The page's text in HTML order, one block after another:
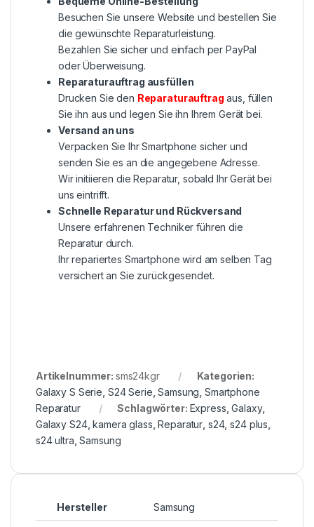
Besuchen Sie unsere Website und bestellen Sie
die gewünschte Reparaturleistung.
Bezahlen Sie sicher und einfach per PayPal
oder Überweisung.
Reparaturauftrag ausfüllen
Drucken Sie den Reparaturauftrag aus, füllen
Sie ihn aus und legen Sie ihn Ihrem Gerät bei.
Versand an uns
Verpacken Sie Ihr Smartphone sicher und
senden Sie es an die angegebene Adresse.
Wir initiieren die Reparatur, sobald Ihr Gerät bei
uns eintrifft.
Schnelle Reparatur und Rückversand
Unsere erfahrenen Techniker führen die
Reparatur durch.
Ihr repariertes Smartphone wird am selben Tag
versichert an Sie zurückgesendet.
Artikelnummer: sms24kgr
Kategorien:
Galaxy S Serie S24 Serie ,Samsung ,Smartphone
Reparatur
Schlagwörter: Express ,Galaxy,
Galaxy S24,kamera glass ,Reparatur s24,s24 plus
s24 ultra ,Samsung
Hersteller Samsung